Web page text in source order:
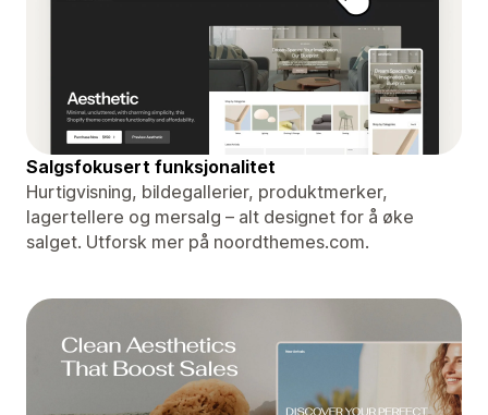
Salgsfokusert funksjonalitet
Hurtigvisning, bildegallerier, produktmerker,
lagertellere og mersalg – alt designet for å øke
salget. Utforsk mer på noordthemes.com.